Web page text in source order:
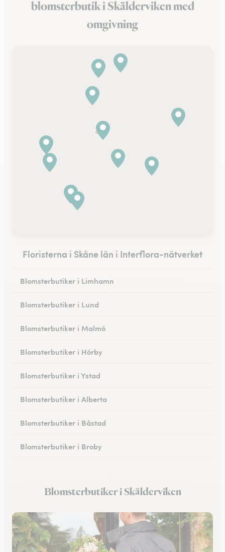
blomsterbutik i Skälderviken med
omgivning
Floristerna i Skåne län i Interflora-nätverket
Blomsterbutiker i Limhamn
Blomsterbutiker i Lund
Blomsterbutiker i Malmö
Blomsterbutiker i Hörby
Blomsterbutiker i Ystad
Blomsterbutiker i Alberta
Blomsterbutiker i Båstad
Blomsterbutiker i Broby
Blomsterbutiker i Bunkeflostrand
Blomsterbutiker i Skälderviken